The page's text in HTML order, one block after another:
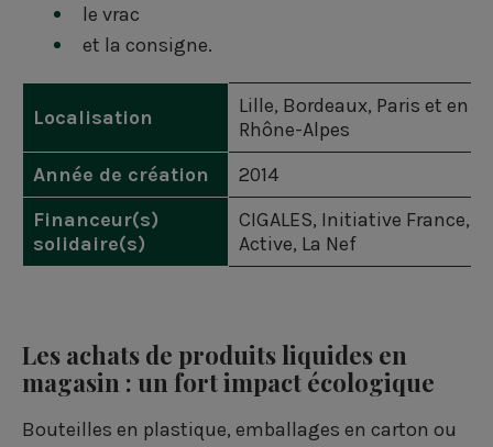
r
F
c
e
k
L
n
k
d
n
T
w
i
t
t
e
le vrac
et la consigne.
Localisation
Lille, Bordeaux, Paris et en
Rhône-Alpes
Année de création
2014
Financeur(s)
solidaire(s)
CIGALES, Initiative France,
Active, La Nef
Les achats de produits liquides en
magasin : un fort impact écologique
Bouteilles en plastique, emballages en carton ou